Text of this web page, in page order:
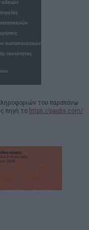
του παραπάνω
πηγή το https://paidis.com/